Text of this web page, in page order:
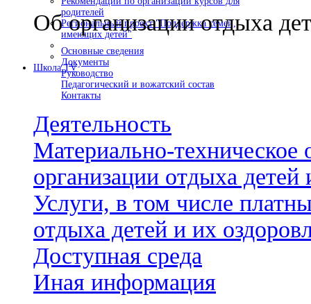
родителей
Региональный проект "Поддержка семей,
имеющих детей"
Школа TV
Об организации отдыха
Основные сведения
Документы
Руководство
Педагогический и вожатский состав
Контакты
Деятельность
Материально-техническое
организации отдыха детей
Услуги, в том числе
отдыха детей и их
Доступная среда
Иная информация